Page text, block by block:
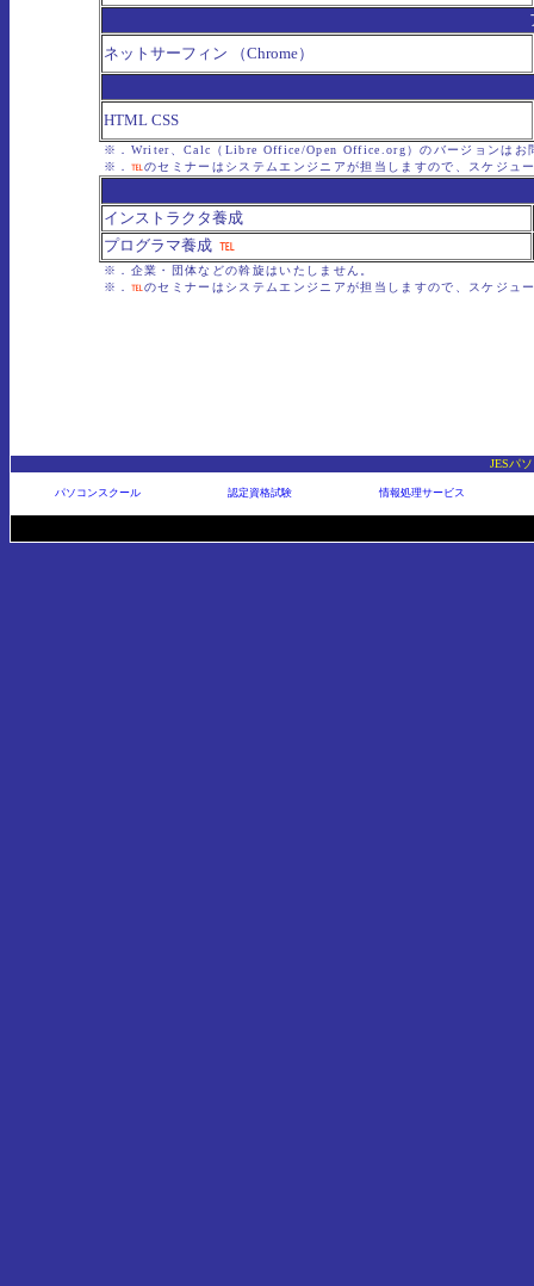
ネットサーフィン （Chrome）
HTML CSS
※．Writer、Calc（Libre Office/Open Office.org）のバージョンはお問
※． ℡のセミナーはシステムエンジニアが担当しますので、スケジュ
インストラクタ養成
プログラマ養成 ℡
※．企業・団体などの斡旋はいたしません。
※． ℡のセミナーはシステムエンジニアが担当しますので、スケジュ
JESパ
パソコンスクール 認定資格試験 情報処理サービス